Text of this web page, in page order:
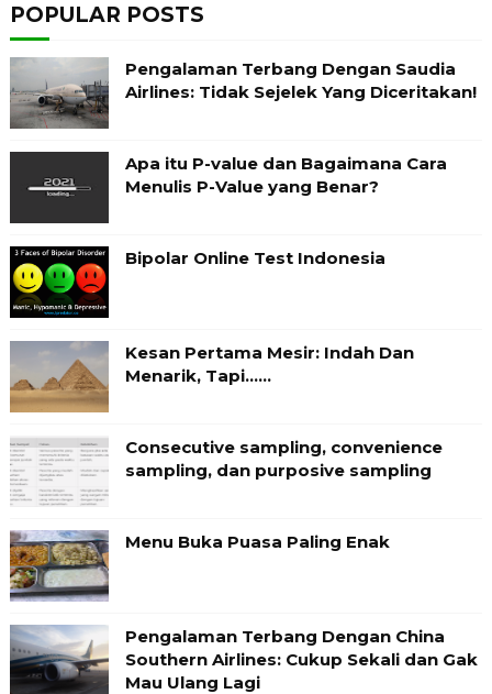
POPULAR POSTS
Pengalaman Terbang Dengan Saudia
Airlines: Tidak Sejelek Yang Diceritakan!
Apa itu P-value dan Bagaimana Cara
Menulis P-Value yang Benar?
Bipolar Online Test Indonesia
Kesan Pertama Mesir: Indah Dan
Menarik, Tapi……
Consecutive sampling, convenience
sampling, dan purposive sampling
Menu Buka Puasa Paling Enak
Pengalaman Terbang Dengan China
Southern Airlines: Cukup Sekali dan Gak
Mau Ulang Lagi